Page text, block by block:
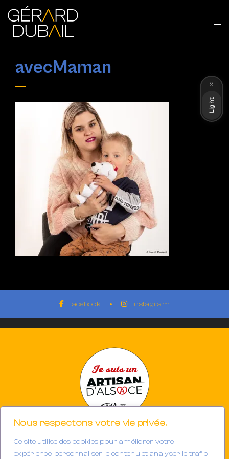
Nous respectons votre vie privée.
Ce site utilise des cookies pour améliorer votre
expérience, personnaliser le contenu et analyser le trafic.
avecMaman
facebook instagram
Photographe à Mulhouse-Riedisheim (68)
SIRET 894933191/00013
Light
Dark